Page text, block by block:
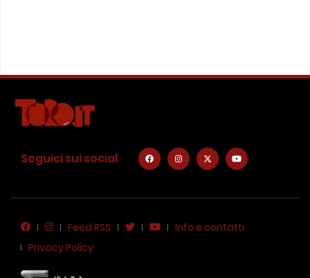
Seguici sui social
Feed RSS
Info e contatti
Privacy Policy